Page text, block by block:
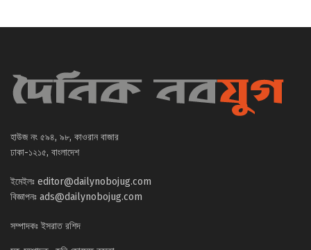
হাউজ নং ৫৯৪, ৯৮, কাওরান বাজার
ঢাকা-১২১৫, বাংলাদেশ
ইমেইলঃ editor@dailynobojug.com
বিজ্ঞাপনঃ ads@dailynobojug.com
সম্পাদকঃ ইসরাত রশিদ